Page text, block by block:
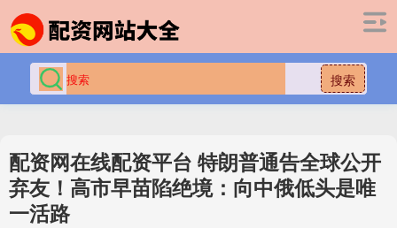
搜索
配资网在线配资平台 特朗普通告全球公开
弃友！高市早苗陷绝境：向中俄低头是唯
一活路